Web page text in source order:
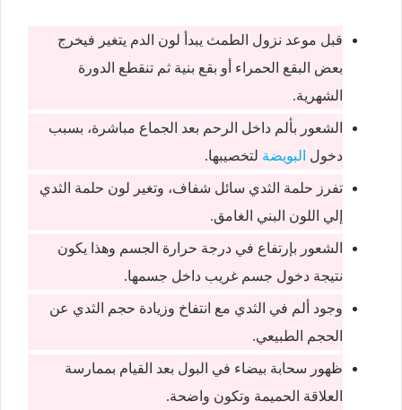
قبل موعد نزول الطمث يبدأ لون الدم يتغير فيخرج
بعض البقع الحمراء أو بقع بنية ثم تنقطع الدورة
الشهرية.
الشعور بألم داخل الرحم بعد الجماع مباشرة، بسبب
دخول البويضة لتخصيبها.
تفرز حلمة الثدي سائل شفاف، وتغير لون حلمة الثدي
إلي اللون البني الغامق.
الشعور بإرتفاع في درجة حرارة الجسم وهذا يكون
نتيجة دخول جسم غريب داخل جسمها.
وجود ألم في الثدي مع انتفاخ وزيادة حجم الثدي عن
الحجم الطبيعي.
ظهور سحابة بيضاء في البول بعد القيام بممارسة
العلاقة الحميمة وتكون واضحة.